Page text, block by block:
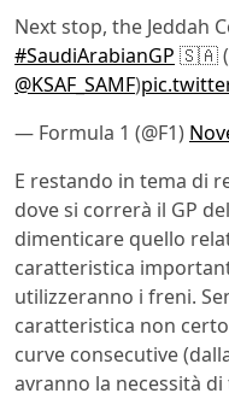
Next stop, the Jeddah
#SaudiArabianGP 🇸🇦
@KSAF_SAMF)
— Formula 1 (@F1)
E restando in tema di
dove si correrà il GP
dimenticare quello
caratteristica
utilizzeranno i freni.
caratteristica non
curve consecutive
avranno la necessità